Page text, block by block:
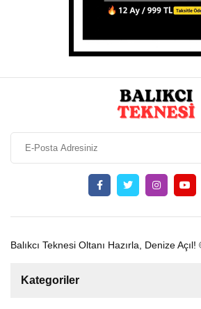
Balıkcı Teknesi Oltanı Hazırla, Denize
Kategoriler